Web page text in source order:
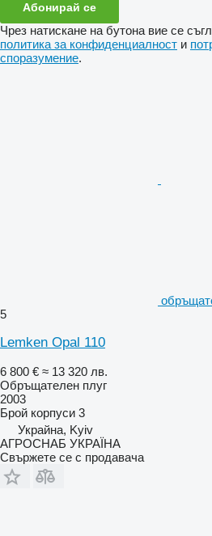
Абонирай се
Чрез натискане на бутона вие се
политика за конфиденциалност и
споразумение.
5
Lemken Opal 110
6 800 € ≈ 13 320 лв.
Обръщателен плуг
2003
Брой корпуси 3
Украйна, Kyiv
АГРОСНАБ УКРАЇНА
Свържете се с продавача